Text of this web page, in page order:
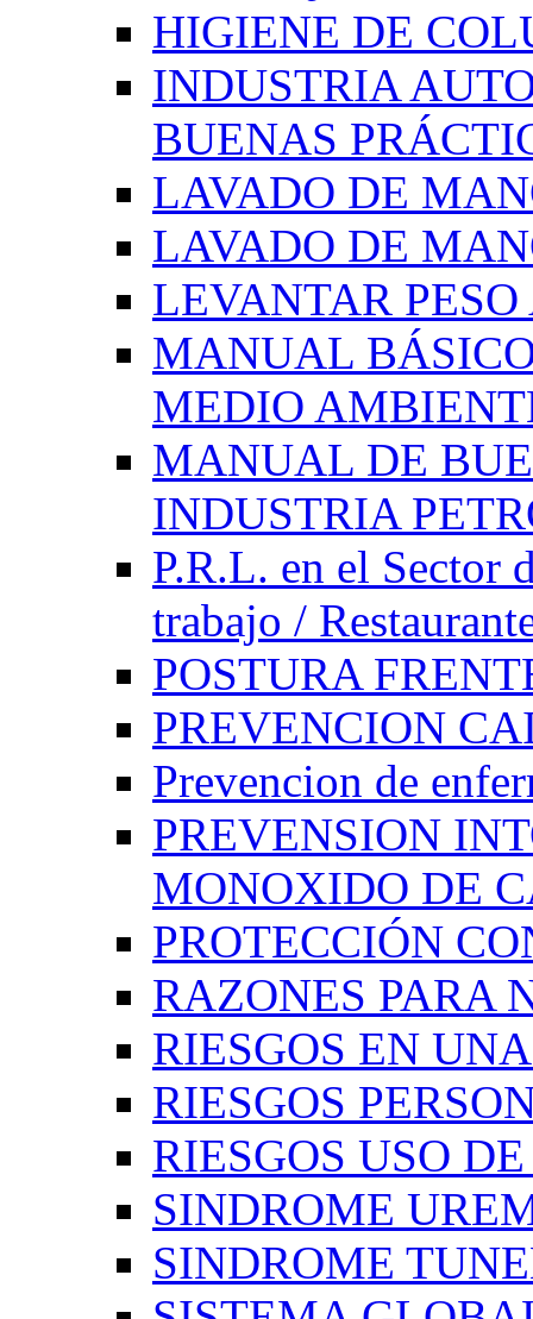
HIGIENE DE
INDUSTRIA
BUENAS
LAVADO DE
LAVADO DE
LEVANTAR
MANUAL
MEDIO
MANUAL DE
INDUSTRIA
P.R.L. en el Sector
trabajo /
POSTURA
PREVENCION
Prevencion de
PREVENSION
MONOXIDO DE
PROTECCIÓN
RAZONES PARA
RIESGOS EN
RIESGOS
RIESGOS USO
SINDROME
SINDROME